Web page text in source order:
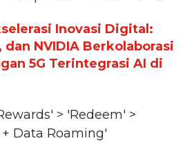
Inovasi Digital:
dan NVIDIA Berkolaborasi
5G Terintegrasi AI di
> 'Redeem' >
+ Data Roaming'